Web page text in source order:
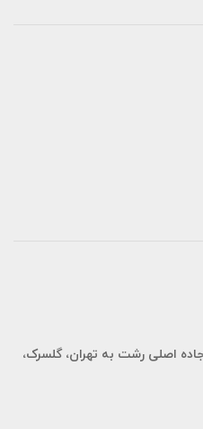
گیلان، سنگر، کیلومتر 20 جاده اصلی رشت به تهران، گلسرک،